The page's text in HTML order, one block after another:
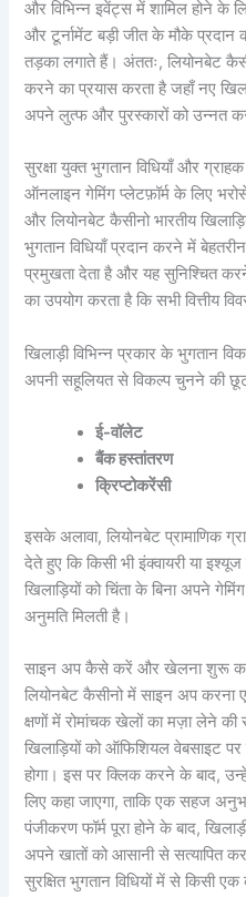
और विभिन्न इवेंट्स में शामिल होने के
और टूर्नामेंट बड़ी जीत के मौके
तड़का लगाते हैं। अंततः, लियोनबेट
करने का प्रयास करता है जहाँ नए
अपने लुत्फ और पुरस्कारों को उन्नत
सुरक्षा युक्त भुगतान विधियाँ और
ऑनलाइन गेमिंग प्लेटफ़ॉर्म के लिए
और लियोनबेट कैसीनो भारतीय
भुगतान विधियाँ प्रदान करने में
प्रमुखता देता है और यह सुनिश्चित
का उपयोग करता है कि सभी वित्तीय
खिलाड़ी विभिन्न प्रकार के भुगतान
अपनी सहूलियत से विकल्प चुनने की
ई-वॉलेट
बैंक हस्तांतरण
क्रिप्टोकरेंसी
इसके अलावा, लियोनबेट प्रामाणिक
देते हुए कि किसी भी इंक्वायरी या
खिलाड़ियों को चिंता के बिना अपने
अनुमति मिलती है।
साइन अप कैसे करें और खेलना शुरू
लियोनबेट कैसीनो में साइन अप करना
क्षणों में रोमांचक खेलों का मज़ा लेने
खिलाड़ियों को ऑफिशियल वेबसाइट
होगा। इस पर क्लिक करने के बाद,
लिए कहा जाएगा, ताकि एक सहज
पंजीकरण फॉर्म पूरा होने के बाद,
अपने खातों को आसानी से सत्यापित
सुरक्षित भुगतान विधियों में से किसी